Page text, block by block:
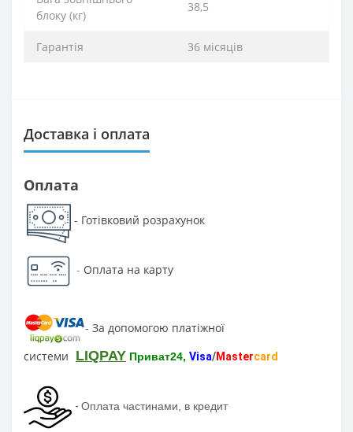
блоку (кг)
38,5
Гарантія 36 місяців
Доставка і оплата
Оплата
- Готівковий розрахунок
- Оплата на карту
- За допомогою платіжної
системи LIQPAY Приват24, Visa/Mastercard
- Оплата частинами, в кредит